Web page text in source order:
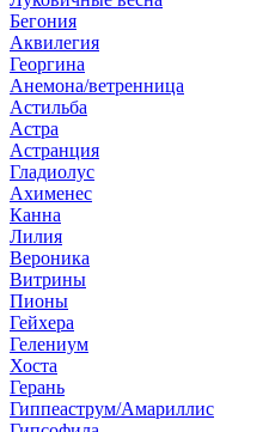
Бегония
Аквилегия
Георгина
Анемона/ветренница
Астильба
Астра
Астранция
Гладиолус
Ахименес
Канна
Лилия
Вероника
Витрины
Пионы
Гейхера
Гелениум
Хоста
Герань
Гиппеаструм/Амариллис